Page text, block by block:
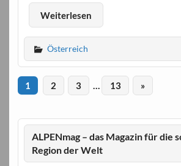
Weiterlesen
Österreich
1 2 3 … 13 »
ALPENmag – das Magazin für die
Region der Welt